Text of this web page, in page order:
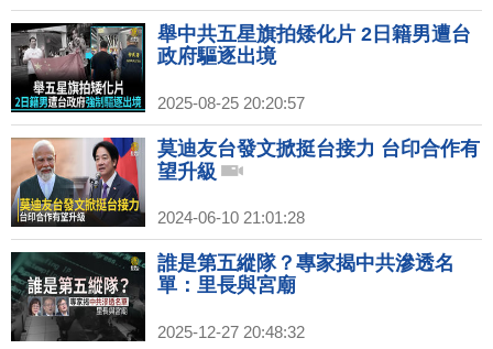
舉中共五星旗拍矮化片 2日籍男遭台
政府驅逐出境
2025-08-25 20:20:57
莫迪友台發文掀挺台接力 台印合作有
望升級
2024-06-10 21:01:28
誰是第五縱隊？專家揭中共滲透名
單：里長與宮廟
2025-12-27 20:48:32